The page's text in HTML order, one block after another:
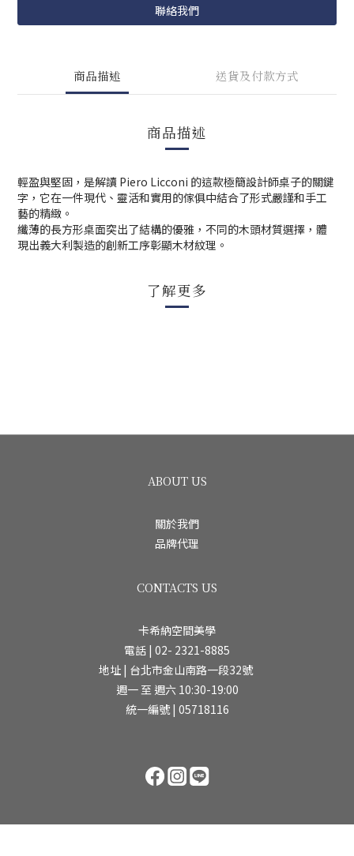
聯絡我們
商品描述 送貨及付款方式
商品描述
輕盈與堅固，是解讀 Piero Licconi 的這款極簡設計師桌子的關鍵
字，它在一件現代、靈活和實用的傢俱中結合了形式嚴謹和手工
藝的精緻。
纖薄的長方形桌面突出了結構的優雅，不同的木頭材質選擇，體
現出義大利製造的創新工序彰顯木材紋理。
了解更多
ABOUT US
關於我們
品牌代理
CONTACTS US
卡希納空間美學
電話 | 02- 2321-8885
地址 | 台北市金山南路一段32號
週一 至 週六 10:30-19:00
統一編號 | 05718116